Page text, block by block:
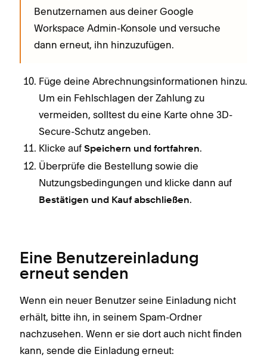
Benutzernamen aus deiner Google
Workspace Admin-Konsole und versuche
dann erneut, ihn hinzuzufügen.
Füge deine Abrechnungsinformationen hinzu.
Um ein Fehlschlagen der Zahlung zu
vermeiden, solltest du eine Karte ohne 3D-
Secure-Schutz angeben.
Klicke auf Speichern und fortfahren.
Überprüfe die Bestellung sowie die
Nutzungsbedingungen und klicke dann auf
Bestätigen und Kauf abschließen.
Eine Benutzereinladung
erneut senden
Wenn ein neuer Benutzer seine Einladung nicht
erhält, bitte ihn, in seinem Spam-Ordner
nachzusehen. Wenn er sie dort auch nicht finden
kann, sende die Einladung erneut: